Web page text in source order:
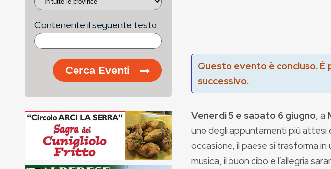
Questo evento è concluso. È
successivo.
Venerdì 5 e sabato 6 giugno, a
uno degli appuntamenti più attesi
occasione, il paese si trasforma
musica, il buon cibo e l’allegria
Contenente il seguente testo
Cerca Eventi